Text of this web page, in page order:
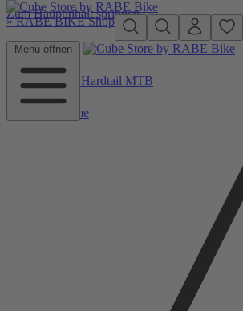
Zum Hauptinhalt springen
»RABE BIKE Shop
Menü öffnen
Zurück zu Hardtail MTB
Home